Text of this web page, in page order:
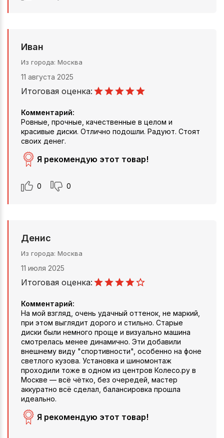
Иван
Из города Москва
11 августа 2025
Итоговая оценка:
Комментарий:
Ровные, прочные, качественные в целом и
красивые диски. Отлично подошли. Радуют. Стоят
своих денег.
Я рекомендую этот товар!
0 0
Денис
Из города Москва
11 июля 2025
Итоговая оценка:
Комментарий:
На мой взгляд, очень удачный оттенок, не маркий,
при этом выглядит дорого и стильно. Старые
диски были немного проще и визуально машина
смотрелась менее динамично. Эти добавили
внешнему виду "спортивности", особенно на фоне
светлого кузова. Установка и шиномонтаж
проходили тоже в одном из центров Колесо.ру в
Москве — всё чётко, без очередей, мастер
аккуратно всё сделал, балансировка прошла
идеально.
Я рекомендую этот товар!